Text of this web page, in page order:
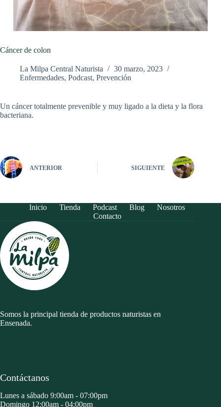
Cáncer de colon
La Milpa Central Naturista
30 marzo, 2023
Enfermedades, Podcast, Prevención
Un cáncer totalmente prevenible y muy ligado a la dieta y la flora
bacteriana.
ANTERIOR SIGUIENTE
Inicio Tienda Podcast Blog
Nosotros
Contacto
Somos la principal tienda de productos naturistas en
Ensenada.
Contáctanos
Lunes a sábado 9:00am - 07:00pm
Domingo 12:00am - 04:00pm